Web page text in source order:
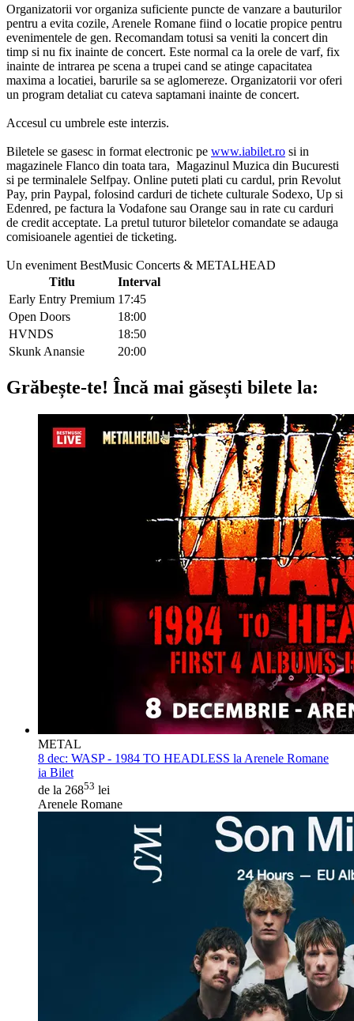
Organizatorii vor organiza suficiente puncte de vanzare a bauturilor
pentru a evita cozile, Arenele Romane fiind o locatie propice pentru
evenimentele de gen. Recomandam totusi sa veniti la concert din
timp si nu fix inainte de concert. Este normal ca la orele de varf, fix
inainte de intrarea pe scena a trupei cand se atinge capacitatea
maxima a locatiei, barurile sa se aglomereze. Organizatorii vor oferi
un program detaliat cu cateva saptamani inainte de concert.
Accesul cu umbrele este interzis.
Biletele se gasesc in format electronic pe www.iabilet.ro si in
magazinele Flanco din toata tara, Magazinul Muzica din Bucuresti
si pe terminalele Selfpay. Online puteti plati cu cardul, prin Revolut
Pay, prin Paypal, folosind carduri de tichete culturale Sodexo, Up si
Edenred, pe factura la Vodafone sau Orange sau in rate cu carduri
de credit acceptate. La pretul tuturor biletelor comandate se adauga
comisioanele agentiei de ticketing.
Un eveniment BestMusic Concerts & METALHEAD
Titlu
Interval
Early Entry Premium 17:45
Open Doors
18:00
HVNDS
18:50
Skunk Anansie
20:00
Grăbește-te! Încă mai găsești bilete la:
METAL
8 dec: WASP - 1984 TO HEADLESS la Arenele Romane
ia Bilet
de la 26853 lei
Arenele Romane